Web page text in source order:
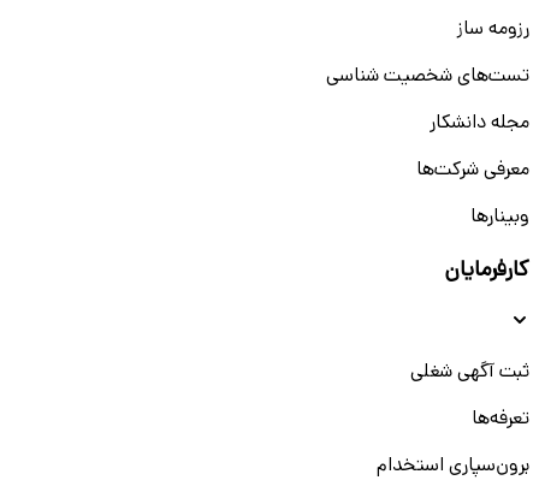
رزومه ساز
تست‌های شخصیت شناسی
مجله دانشکار
معرفی شرکت‌ها
وبینار‌‌ها
کارفرمایان
ثبت آگهی شغلی
تعرفه‌ها
برون‌سپاری استخدام